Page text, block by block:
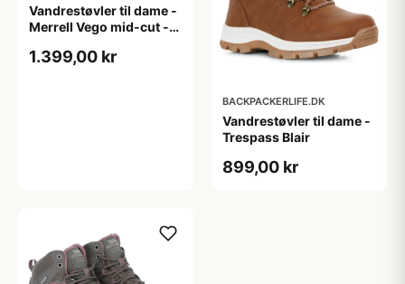
Vandrestøvler til dame -
Merrell Vego mid-cut -
1.399,00 kr
BACKPACKERLIFE.DK
Vandrestøvler til dame -
Trespass Blair
899,00 kr